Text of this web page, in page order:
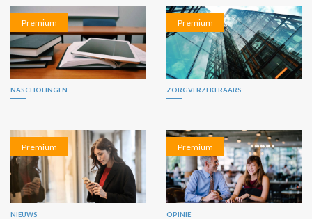
Premium
NASCHOLINGEN
Premium
ZORGVERZEKERAARS
Premium
NIEUWS
Premium
OPINIE